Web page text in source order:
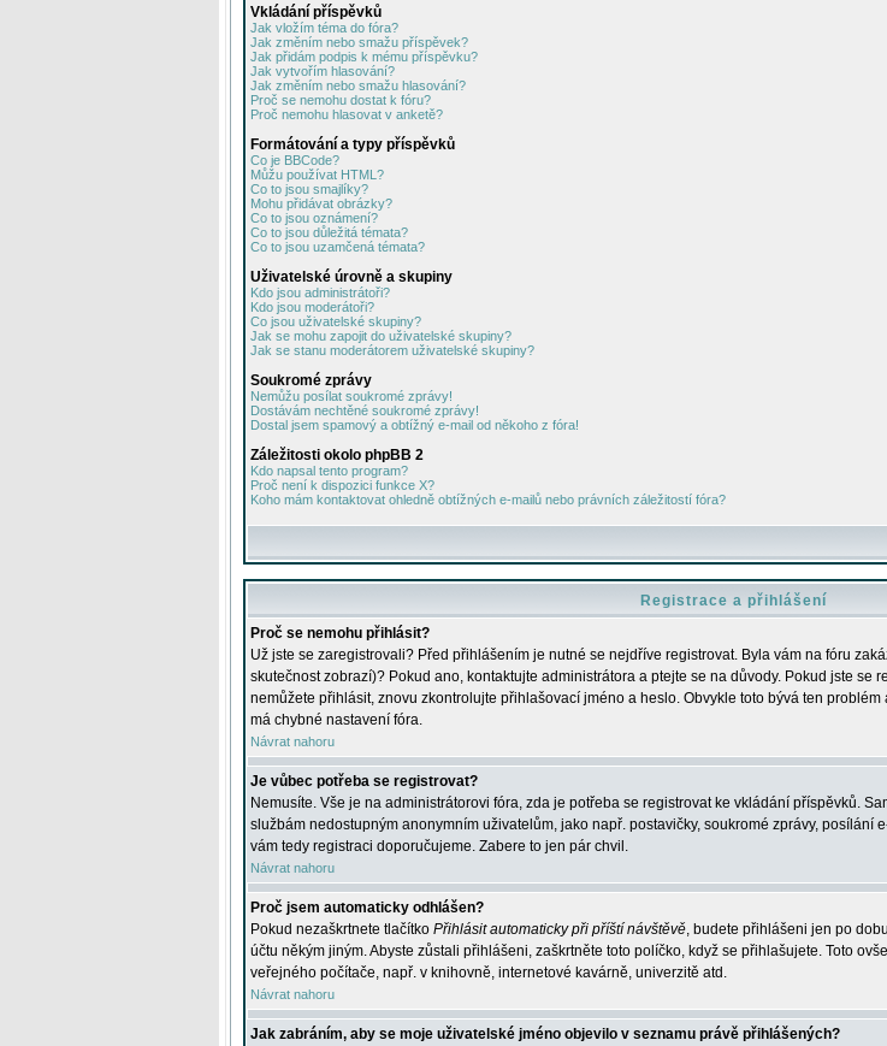
Vkládání příspěvků
Jak vložím téma do fóra?
Jak změním nebo smažu příspěvek?
Jak přidám podpis k mému příspěvku?
Jak vytvořím hlasování?
Jak změním nebo smažu hlasování?
Proč se nemohu dostat k fóru?
Proč nemohu hlasovat v anketě?
Formátování a typy příspěvků
Co je BBCode?
Můžu používat HTML?
Co to jsou smajlíky?
Mohu přidávat obrázky?
Co to jsou oznámení?
Co to jsou důležitá témata?
Co to jsou uzamčená témata?
Uživatelské úrovně a skupiny
Kdo jsou administrátoři?
Kdo jsou moderátoři?
Co jsou uživatelské skupiny?
Jak se mohu zapojit do uživatelské skupiny?
Jak se stanu moderátorem uživatelské skupiny?
Soukromé zprávy
Nemůžu posílat soukromé zprávy!
Dostávám nechtěné soukromé zprávy!
Dostal jsem spamový a obtížný e-mail od někoho z fóra!
Záležitosti okolo phpBB 2
Kdo napsal tento program?
Proč není k dispozici funkce X?
Koho mám kontaktovat ohledně obtížných e-mailů nebo právních záležitostí fóra?
Registrace a přihlášení
Proč se nemohu přihlásit?
Už jste se zaregistrovali? Před přihlášením je nutné se nejdříve registrovat. Byla vám na fóru
skutečnost zobrazí)? Pokud ano, kontaktujte administrátora a ptejte se na důvody. Pokud jste se
nemůžete přihlásit, znovu zkontrolujte přihlašovací jméno a heslo. Obvykle toto bývá ten
má chybné nastavení fóra.
Návrat nahoru
Je vůbec potřeba se registrovat?
Nemusíte. Vše je na administrátorovi fóra, zda je potřeba se registrovat ke vkládání příspěvků.
službám nedostupným anonymním uživatelům, jako např. postavičky, soukromé zprávy, posílání
vám tedy registraci doporučujeme. Zabere to jen pár chvil.
Návrat nahoru
Proč jsem automaticky odhlášen?
Pokud nezaškrtnete tlačítko Přihlásit automaticky při příští návštěvě, budete přihlášeni jen po
účtu někým jiným. Abyste zůstali přihlášeni, zaškrtněte toto políčko, když se přihlašujete. Toto
veřejného počítače, např. v knihovně, internetové kavárně, univerzitě atd.
Návrat nahoru
Jak zabráním, aby se moje uživatelské jméno objevilo v seznamu právě přihlášených?